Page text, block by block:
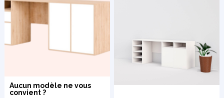
Coulissantes
Aucun modèle ne vous
convient ?